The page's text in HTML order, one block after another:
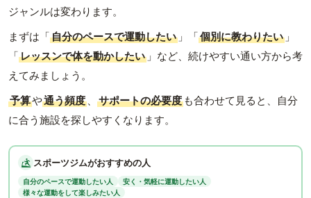
ジャンルは変わります。
まずは「自分のペースで運動したい 」「個別に教わりたい 」
「レッスンで体を動かしたい 」など、続けやすい通い方から考
えてみましょう。
予算や通う頻度 、 サポートの必要度 も合わせて見ると、自分
に合う施設を探しやすくなります。
スポーツジムがおすすめの人
自分のペースで運動したい人
安く・気軽に運動したい人
様々な運動をして楽しみたい人